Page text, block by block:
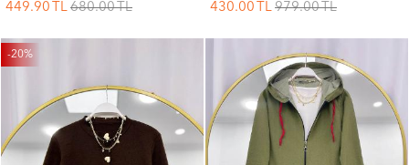
449.90 TL 680.00TL 430.00 TL 979.00TL
-20%